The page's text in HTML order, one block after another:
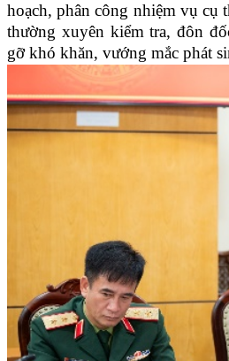
hoạch, phân công nhiệm vụ cụ
thường xuyên kiểm tra, đôn
gỡ khó khăn, vướng mắc phát